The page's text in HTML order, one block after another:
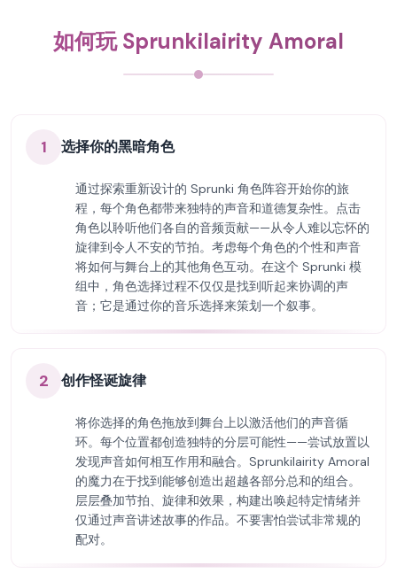
如何玩 Sprunkilairity Amoral
1 选择你的黑暗角色
通过探索重新设计的 Sprunki 角色阵容开始你的旅
程，每个角色都带来独特的声音和道德复杂性。点击
角色以聆听他们各自的音频贡献——从令人难以忘怀的
旋律到令人不安的节拍。考虑每个角色的个性和声音
将如何与舞台上的其他角色互动。在这个 Sprunki 模
组中，角色选择过程不仅仅是找到听起来协调的声
音；它是通过你的音乐选择来策划一个叙事。
2 创作怪诞旋律
将你选择的角色拖放到舞台上以激活他们的声音循
环。每个位置都创造独特的分层可能性——尝试放置以
发现声音如何相互作用和融合。Sprunkilairity Amoral
的魔力在于找到能够创造出超越各部分总和的组合。
层层叠加节拍、旋律和效果，构建出唤起特定情绪并
仅通过声音讲述故事的作品。不要害怕尝试非常规的
配对。